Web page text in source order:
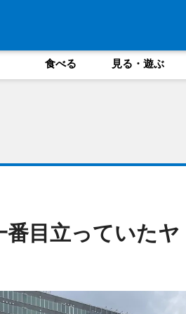
食べる 見る・遊ぶ
目立っていた